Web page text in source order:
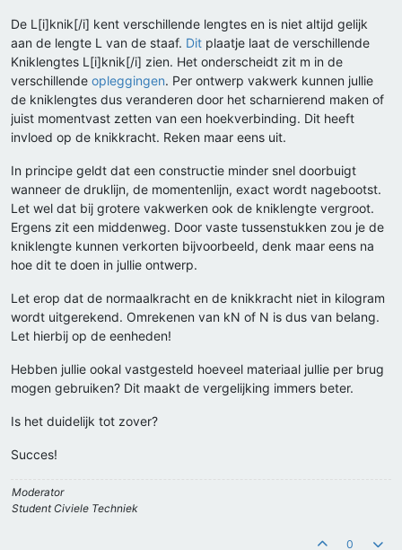
De L[i]knik[/i] kent verschillende lengtes en is niet altijd gelijk
aan de lengte L van de staaf. Dit plaatje laat de verschillende
Kniklengtes L[i]knik[/i] zien. Het onderscheidt zit m in de
verschillende opleggingen. Per ontwerp vakwerk kunnen jullie
de kniklengtes dus veranderen door het scharnierend maken of
juist momentvast zetten van een hoekverbinding. Dit heeft
invloed op de knikkracht. Reken maar eens uit.
In principe geldt dat een constructie minder snel doorbuigt
wanneer de druklijn, de momentenlijn, exact wordt nagebootst.
Let wel dat bij grotere vakwerken ook de kniklengte vergroot.
Ergens zit een middenweg. Door vaste tussenstukken zou je de
kniklengte kunnen verkorten bijvoorbeeld, denk maar eens na
hoe dit te doen in jullie ontwerp.
Let erop dat de normaalkracht en de knikkracht niet in kilogram
wordt uitgerekend. Omrekenen van kN of N is dus van belang.
Let hierbij op de eenheden!
Hebben jullie ookal vastgesteld hoeveel materiaal jullie per brug
mogen gebruiken? Dit maakt de vergelijking immers beter.
Is het duidelijk tot zover?
Succes!
Moderator
Student Civiele Techniek
0